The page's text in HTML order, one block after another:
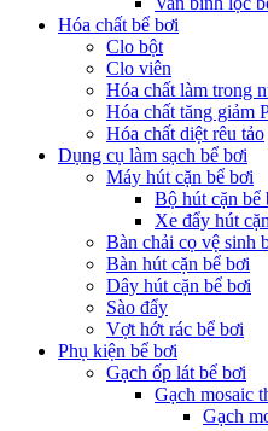
Hóa chất bể bơi
Clo bột
Clo viên
Hóa chất làm trong
Hóa chất tăng giảm
Hóa chất diệt rêu tảo
Dụng cụ làm sạch bể bơi
Máy hút cặn bể bơi
Bộ hút cặn bể
Xe đẩy hút
Bàn chải cọ vệ sinh
Bàn hút cặn bể bơi
Dây hút cặn bể bơi
Sào đẩy
Vợt hớt rác bể bơi
Phụ kiện bể bơi
Gạch ốp lát bể bơi
Gạch mosaic
Gạch